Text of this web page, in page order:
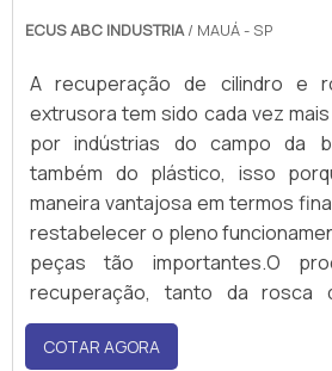
ECUS ABC INDUSTRIA/ MAUÁ - SP
A recuperação de cilindro e
extrusora tem sido cada vez
por indústrias do campo da
também do plástico, isso
maneira vantajosa em termos
restabelecer o pleno
peças tão importantes.O
recuperação, tanto da rosca
cilindro, é extremamente seguro,
com alto rigor técnico, no qual são
COTAR AGORA